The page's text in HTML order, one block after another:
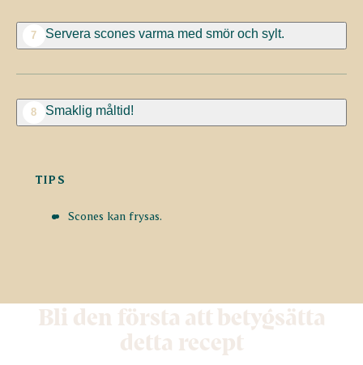
7 Servera scones varma med smör och sylt.
8 Smaklig måltid!
TIPS
Scones kan frysas.
Bli den första att betygsätta
detta recept